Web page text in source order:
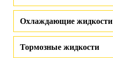
Охлаждающие жидкости
Тормозные жидкости